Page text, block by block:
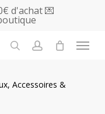
d'achat 💌
Menu
Accessoires &